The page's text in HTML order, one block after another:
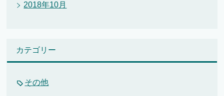
2018年10月
カテゴリー
その他